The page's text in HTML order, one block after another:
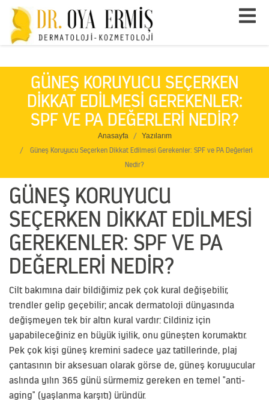
Unique" />
GÜNEŞ KORUYUCU SEÇERKEN
DIKKAT EDILMESI GEREKENLER:
SPF VE PA DEĞERLERI NEDIR?
Anasayfa
Yazılarım
Güneş Koruyucu Seçerken Dikkat Edilmesi Gerekenler: SPF ve PA Değerleri
Nedir?
GÜNEŞ KORUYUCU
SEÇERKEN DIKKAT EDILMESI
GEREKENLER: SPF VE PA
DEĞERLERI NEDIR?
Cilt bakımına dair bildiğimiz pek çok kural değişebilir,
trendler gelip geçebilir; ancak dermatoloji dünyasında
değişmeyen tek bir altın kural vardır: Cildiniz için
yapabileceğiniz en büyük iyilik, onu güneşten korumaktır.
Pek çok kişi güneş kremini sadece yaz tatillerinde, plaj
çantasının bir aksesuarı olarak görse de, güneş koruyucular
aslında yılın 365 günü sürmemiz gereken en temel "anti-
aging" (yaşlanma karşıtı) üründür.